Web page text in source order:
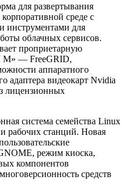
для развертывания
среде с
инструментами для
облачных сервисов.
проприетарную
М» — FreeGRID,
аппаратного
адаптера видеокарт Nvidia
лицензионных
система семейства Linux
рабочих станций. Новая
режим киоска,
компонентов
средств